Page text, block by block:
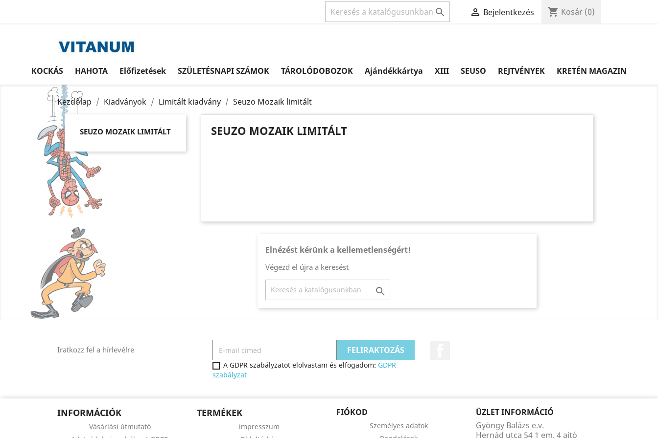
  Bejelentkezés shopping_cart Kosár (0)
KOCKÁS HAHOTA Előfizetések SZÜLETÉSNAPI SZÁMOK TÁROLÓDOBOZOK Ajándékkártya XIII SEUSO REJTVÉNYEK KRETÉN MAGAZIN
Kezdőlap Kiadványok Limitált kiadvány Seuzo Mozaik limitált
SEUZO MOZAIK LIMITÁLT SEUZO MOZAIK LIMITÁLT
Elnézést kérünk a kellemetlenségért!
Végezd el újra a keresést

Iratkozz fel a hírlevélre
A GDPR szabályzatot elolvastam és elfogadom: GDPR
szabályzat
INFORMÁCIÓK
Vásárlási útmutató
TERMÉKEK
impresszum
FIÓKOD
Személyes adatok
ÜZLET INFORMÁCIÓ
Gyöngy Balázs e.v.
Hernád utca 54 1 em. 4 ajtó